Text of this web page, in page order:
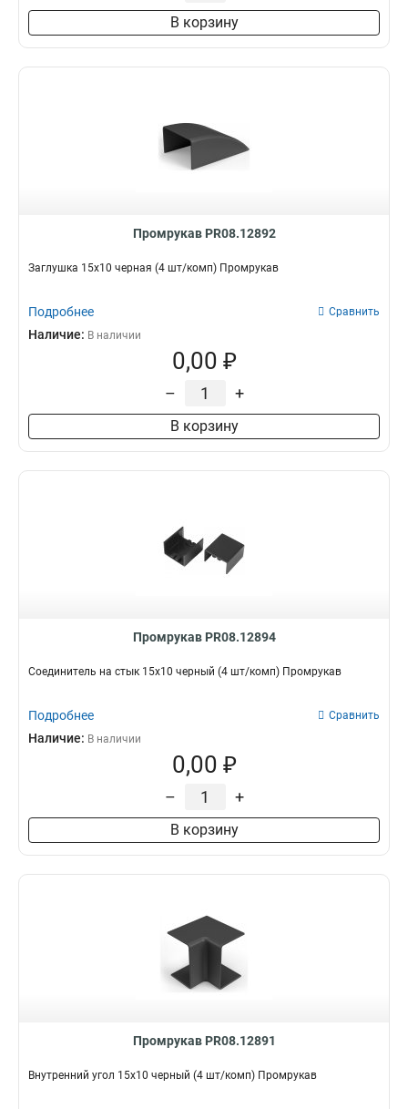
В корзину
Промрукав PR08.12892
Заглушка 15х10 черная (4 шт/комп) Промрукав
Подробнее Сравнить
Наличие: В наличии
0,00 ₽
– +
В корзину
Промрукав PR08.12894
Соединитель на стык 15х10 черный (4 шт/комп) Промрукав
Подробнее Сравнить
Наличие: В наличии
0,00 ₽
– +
В корзину
Промрукав PR08.12891
Внутренний угол 15х10 черный (4 шт/комп) Промрукав